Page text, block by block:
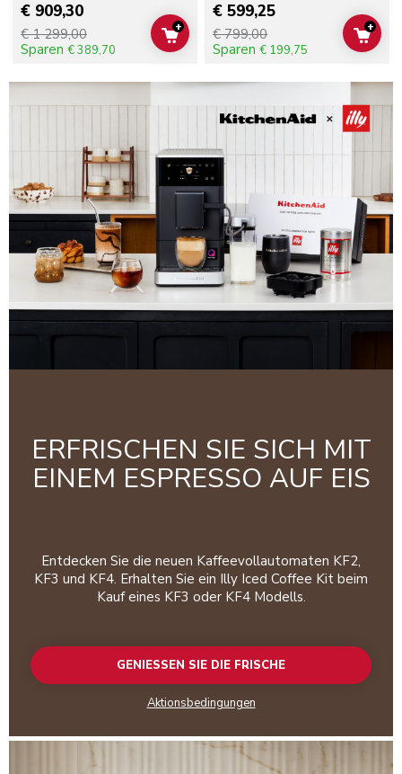
€ 909,30
€ 1 299,00
Sparen € 389,70
ADD TO CART
+
€ 599,25
€ 799,00
Sparen € 199,75
ADD
+
ERFRISCHEN SIE SICH MIT
EINEM ESPRESSO AUF EIS
Entdecken Sie die neuen Kaffeevollautomaten KF2,
KF3 und KF4. Erhalten Sie ein Illy Iced Coffee Kit beim
Kauf eines KF3 oder KF4 Modells.
GENIESSEN SIE DIE FRISCHE
Aktionsbedingungen